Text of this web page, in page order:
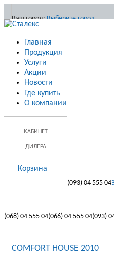
Ваш город:Выберите город
Главная
Продукция
Услуги
Акции
Новости
Где купить
О компании
КАБИНЕТ
ДИЛЕРА
Корзина
(093) 04 555 04
(068) 04 555 04(066) 04 555 04(093)
COMFORT HOUSE 2010